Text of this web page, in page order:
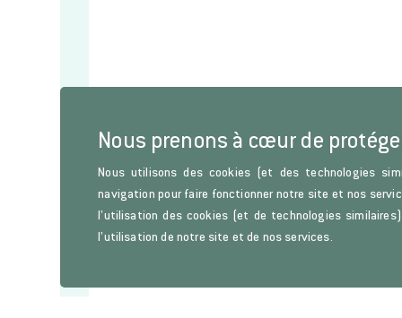
Nous prenons à cœur de
Nous utilisons des cookies (et des technologies
navigation pour faire fonctionner notre site et nos
l’utilisation des cookies (et de technologies
l’utilisation de notre site et de nos services.